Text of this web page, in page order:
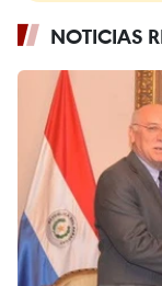
NOTICIAS